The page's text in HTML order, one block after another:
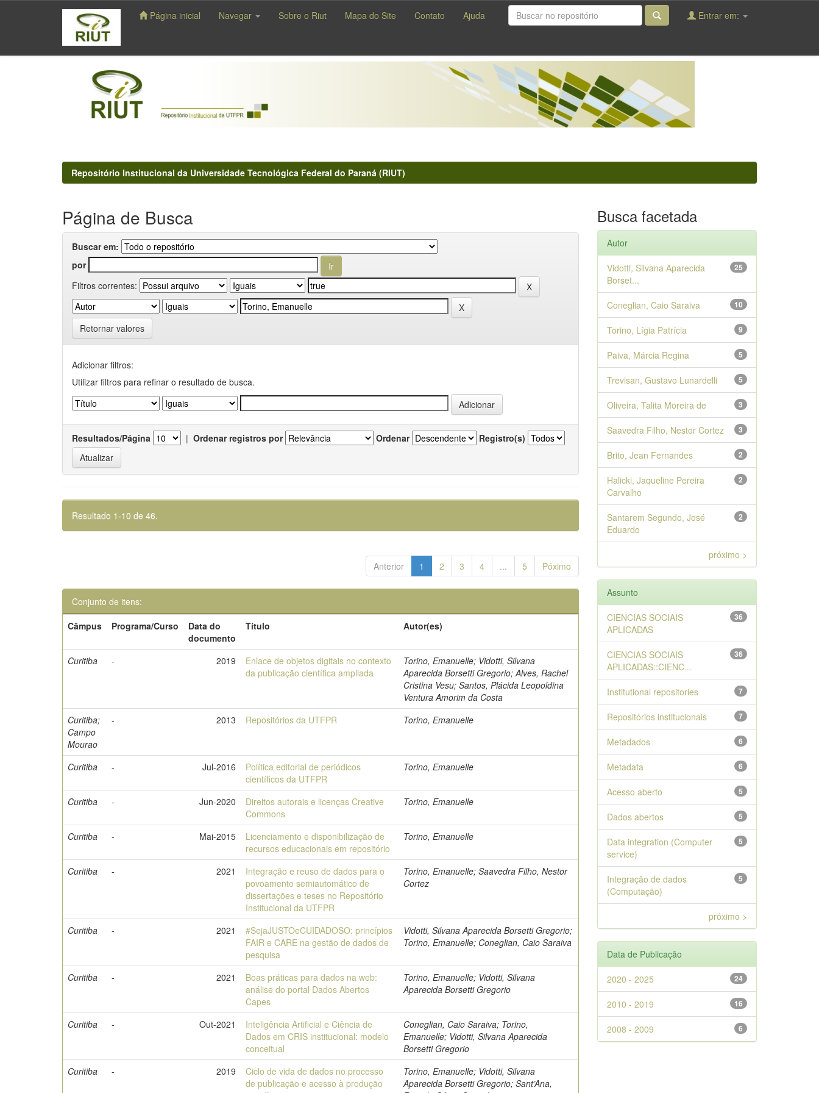
navigation
Página inicial Navegar Sobre o Riut Mapa do Site Contato Ajuda Entrar em:
Repositório Institucional da Universidade Tecnológica Federal do Paraná (RIUT)
Página de Busca
Buscar em:
por
Filtros correntes:
Retornar valores
Adicionar filtros:
Utilizar filtros para refinar o resultado de busca.
Resultados/Página | Ordenar registros por Ordenar Registro(s)
Resultado 1-10 de 46.
Anterior 1 2 3 4 ... 5 Póximo
Conjunto de itens:
Câmpus
Programa/Curso
Data do
documento
Título Autor(es)
Curitiba - 2019
Enlace de objetos digitais no contexto
da publicação científica ampliada
Torino, Emanuelle; Vidotti, Silvana
Aparecida Borsetti Gregorio; Alves, Rachel
Cristina Vesu; Santos, Plácida Leopoldina
Ventura Amorim da Costa
Curitiba;
Campo
Mourao
- 2013 Repositórios da UTFPR Torino, Emanuelle
Curitiba - Jul-2016
Política editorial de periódicos
científicos da UTFPR
Torino, Emanuelle
Curitiba - Jun-2020
Direitos autorais e licenças Creative
Commons
Torino, Emanuelle
Curitiba - Mai-2015
Licenciamento e disponibilização de
recursos educacionais em repositório
Torino, Emanuelle
Curitiba - 2021
Integração e reuso de dados para o
povoamento semiautomático de
dissertações e teses no Repositório
Institucional da UTFPR
Torino, Emanuelle; Saavedra Filho, Nestor
Cortez
Curitiba - 2021
#SejaJUSTOeCUIDADOSO: princípios
FAIR e CARE na gestão de dados de
pesquisa
Vidotti, Silvana Aparecida Borsetti Gregorio;
Torino, Emanuelle; Coneglian, Caio Saraiva
Curitiba - 2021
Boas práticas para dados na web:
análise do portal Dados Abertos
Capes
Torino, Emanuelle; Vidotti, Silvana
Aparecida Borsetti Gregorio
Curitiba - Out-2021
Inteligência Artificial e Ciência de
Dados em CRIS institucional: modelo
conceitual
Coneglian, Caio Saraiva; Torino,
Emanuelle; Vidotti, Silvana Aparecida
Borsetti Gregorio
Curitiba
- 2019
Ciclo de vida de dados no processo
de publicação e acesso à produção
Torino, Emanuelle; Vidotti, Silvana
Aparecida Borsetti Gregorio; Sant’Ana,
Busca facetada
Autor
25
Vidotti, Silvana Aparecida
Borset...
10
Coneglian, Caio Saraiva
9
Torino, Lígia Patrícia
5
Paiva, Márcia Regina
5
Trevisan, Gustavo Lunardelli
3
Oliveira, Talita Moreira de
3
Saavedra Filho, Nestor Cortez
2
Brito, Jean Fernandes
2
Halicki, Jaqueline Pereira
Carvalho
2
Santarem Segundo, José
Eduardo
próximo >
Assunto
36
CIENCIAS SOCIAIS
APLICADAS
36
CIENCIAS SOCIAIS
APLICADAS::CIENC...
7
Institutional repositories
7
Repositórios institucionais
6
Metadados
6
Metadata
5
Acesso aberto
5
Dados abertos
5
Data integration (Computer
service)
5
Integração de dados
(Computação)
próximo >
Data de Publicação
24
2020 - 2025
16
2010 - 2019
6
2008 - 2009